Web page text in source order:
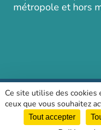
Ce site utilise des
ceux que vous souhaitez
Tout accepter
métropole et hors
Tous droits réservés
Politique de confidentialité